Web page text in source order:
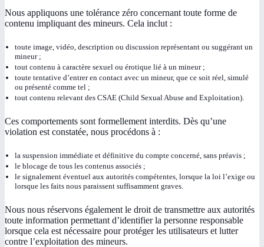
Nous appliquons une tolérance zéro concernant toute forme de
contenu impliquant des mineurs. Cela inclut :
toute image, vidéo, description ou discussion représentant ou suggérant un
mineur ;
tout contenu à caractère sexuel ou érotique lié à un mineur ;
toute tentative d’entrer en contact avec un mineur, que ce soit réel, simulé
ou présenté comme tel ;
tout contenu relevant des CSAE (Child Sexual Abuse and Exploitation).
Ces comportements sont formellement interdits. Dès qu’une
violation est constatée, nous procédons à :
la suspension immédiate et définitive du compte concerné, sans préavis ;
le blocage de tous les contenus associés ;
le signalement éventuel aux autorités compétentes, lorsque la loi l’exige ou
lorsque les faits nous paraissent suffisamment graves.
Nous nous réservons également le droit de transmettre aux autorités
toute information permettant d’identifier la personne responsable
lorsque cela est nécessaire pour protéger les utilisateurs et lutter
contre l’exploitation des mineurs.